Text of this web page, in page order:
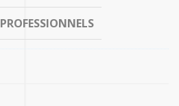
PROFESSIONNELS